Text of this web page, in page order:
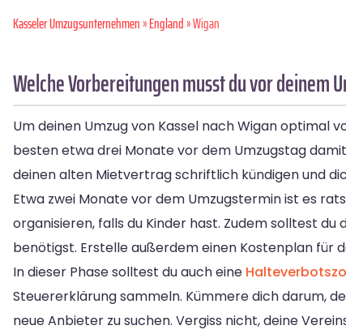
Kasseler Umzugsunternehmen»England» Wigan
Welche Vorbereitungen musst du vor deinem
Um deinen Umzug von Kassel nach Wigan optimal
besten etwa drei Monate vor dem Umzugstag
deinen alten Mietvertrag schriftlich kündigen und
Etwa zwei Monate vor dem Umzugstermin ist es
organisieren, falls du Kinder hast. Zudem solltest
benötigst. Erstelle außerdem einen Kostenplan für
In dieser Phase solltest du auch eine
Steuererklärung sammeln. Kümmere dich darum,
neue Anbieter zu suchen. Vergiss nicht, deine